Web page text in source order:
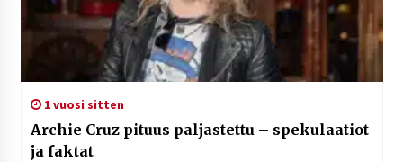
1 vuosi sitten
Archie Cruz pituus paljastettu – spekulaatiot
ja faktat